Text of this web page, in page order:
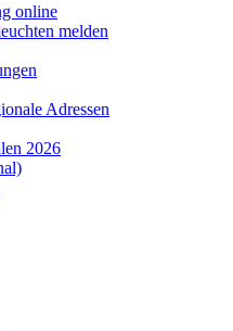
online
melden
Adressen
2026